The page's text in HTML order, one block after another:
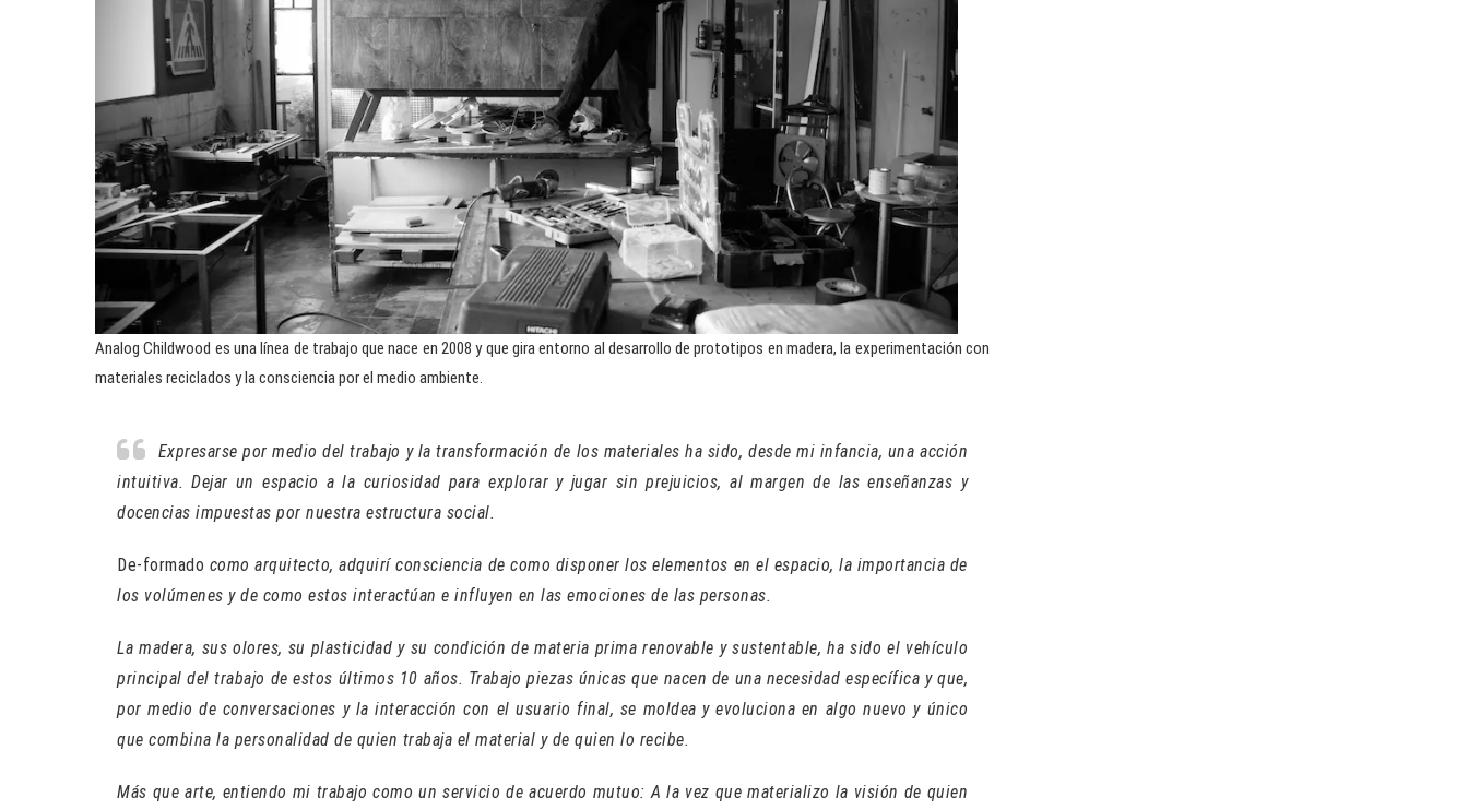
Analog Childwood es una línea de trabajo que nace en 2008 y que gira entorno al desarrollo de prototipos en madera, la experimentación con
materiales reciclados y la consciencia por el medio ambiente.
Expresarse por medio del trabajo y la transformación de los materiales ha sido, desde mi infancia, una acción
intuitiva. Dejar un espacio a la curiosidad para explorar y jugar sin prejuicios, al margen de las enseñanzas y
docencias impuestas por nuestra estructura social.
De-formado como arquitecto, adquirí consciencia de como disponer los elementos en el espacio, la importancia de
los volúmenes y de como estos interactúan e influyen en las emociones de las personas.
La madera, sus olores, su plasticidad y su condición de materia prima renovable y sustentable, ha sido el vehículo
principal del trabajo de estos últimos 10 años. Trabajo piezas únicas que nacen de una necesidad específica y que,
por medio de conversaciones y la interacción con el usuario final, se moldea y evoluciona en algo nuevo y único
que combina la personalidad de quien trabaja el material y de quien lo recibe.
Más que arte, entiendo mi trabajo como un servicio de acuerdo mutuo: A la vez que materializo la visión de quien